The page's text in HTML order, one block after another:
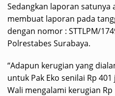
Sedangkan laporan satunya
membuat laporan pada
dengan nomor : STTLPM/
Polrestabes Surabaya.
“Adapun kerugian yang
untuk Pak Eko senilai Rp
Wali mengalami kerugian